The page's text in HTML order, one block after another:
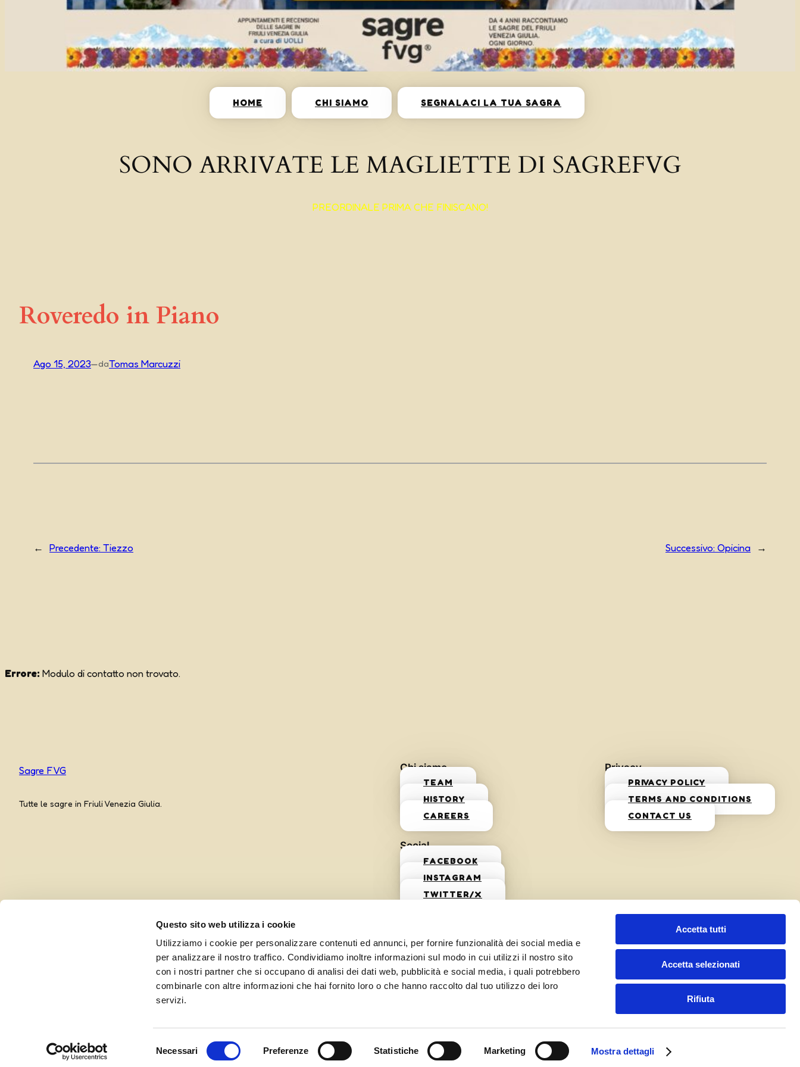
Questo sito web utilizza i cookie
Utilizziamo i cookie per personalizzare contenuti ed annunci, per fornire funzionalità dei social media e
per analizzare il nostro traffico. Condividiamo inoltre informazioni sul modo in cui utilizzi il nostro sito
con i nostri partner che si occupano di analisi dei dati web, pubblicità e social media, i quali potrebbero
combinarle con altre informazioni che hai fornito loro o che hanno raccolto dal tuo utilizzo dei loro
servizi.
Necessari Preferenze Statistiche Marketing Mostra dettagli
Accetta tutti
Accetta selezionati
Rifiuta
HOME CHI SIAMO SEGNALACI LA TUA SAGRA
SONO ARRIVATE LE MAGLIETTE DI SAGREFVG
PREORDINALE PRIMA CHE FINISCANO!
Roveredo in Piano
Ago 15, 2023—daTomas Marcuzzi
← Precedente: Tiezzo Successivo: Opicina →
Errore: Modulo di contatto non trovato.
Sagre FVG
Tutte le sagre in Friuli Venezia Giulia.
Chi siamo
TEAM
HISTORY
CAREERS
Privacy
PRIVACY POLICY
TERMS AND CONDITIONS
CONTACT US
Social
FACEBOOK
INSTAGRAM
TWITTER/X
Curato da UOLLI, con l’amorevole complicità diEnsoul